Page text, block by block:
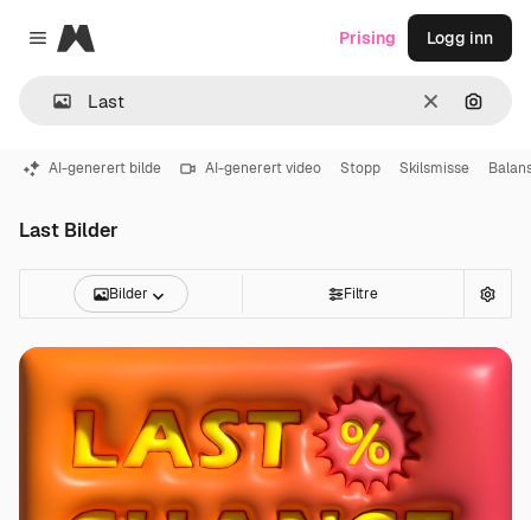
Close menu
Magnific
Slett Søk
Prising Logg inn
AI-generert bilde AI-generert video Stopp Skilsmisse
Last Bilder
Bilder Filtre